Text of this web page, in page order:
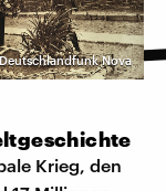
Nova
Krieg, den